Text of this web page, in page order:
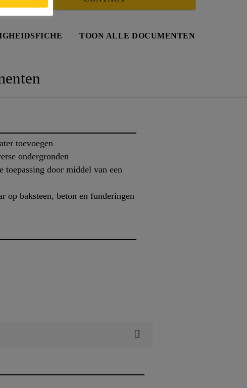
TOON ALLE DOCUMENTEN
toevoegen
ondergronden
toepassing door middel van een
op baksteen, beton en funderingen